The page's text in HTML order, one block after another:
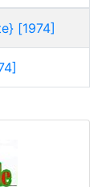
[1974]